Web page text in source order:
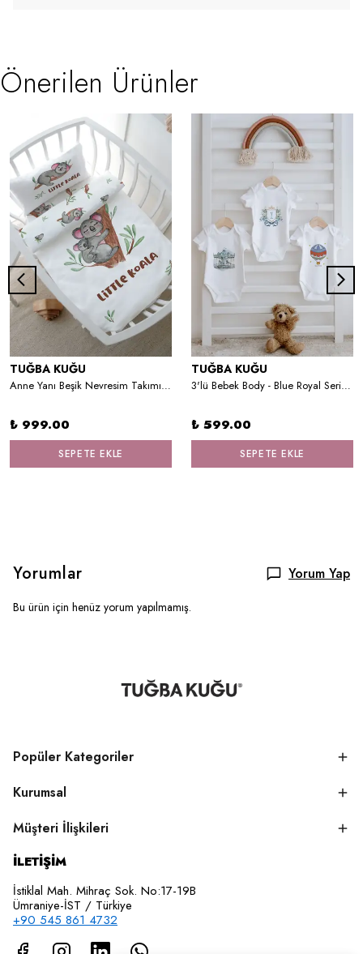
Önerilen Ürünler
TUĞBA KUĞU
Anne Yanı Beşik Nevresim Takımı (60x100) - For Baby Serisi - Anne ve Yavru Koala
₺ 999.00
SEPETE EKLE
TUĞBA KUĞU
3'lü Bebek Body - Blue Royal Series - I Harfi
₺ 599.00
SEPETE EKLE
Yorumlar Yorum Yap
Bu ürün için henüz yorum yapılmamış.
Popüler Kategoriler
Kurumsal
Müşteri İlişkileri
İLETİŞİM
İstiklal Mah. Mihraç Sok. No:17-19B
Ümraniye-İST / Türkiye
+90 545 861 4732